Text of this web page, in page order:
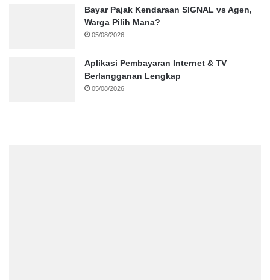
Bayar Pajak Kendaraan SIGNAL vs Agen,
Warga Pilih Mana?
05/08/2026
Aplikasi Pembayaran Internet & TV
Berlangganan Lengkap
05/08/2026